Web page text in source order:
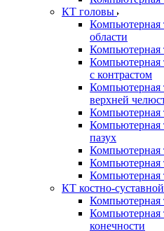
КТ головы
Компьютерная
области
Компьютерная
Компьютерная
с контрастом
Компьютерная
верхней
Компьютерная
Компьютерная
пазух
Компьютерная
Компьютерная
Компьютерная
КТ костно-
Компьютерная
Компьютерная
конечности